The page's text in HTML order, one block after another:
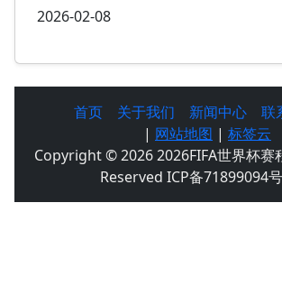
2026-02-08
首页 关于我们 新闻中心
联
| 网站地图 | 标签云
Copyright © 2026 2026FIFA世界杯赛
Reserved ICP备71899094